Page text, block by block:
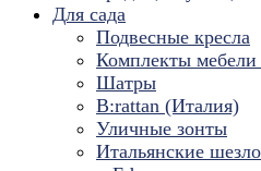
Для сада
Подвесные кресла
Комплекты
Шатры
B:rattan (Италия)
Уличные зонты
Итальянские